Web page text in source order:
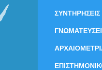
ΣΥΝΤΗΡΗΣΕΙΣ